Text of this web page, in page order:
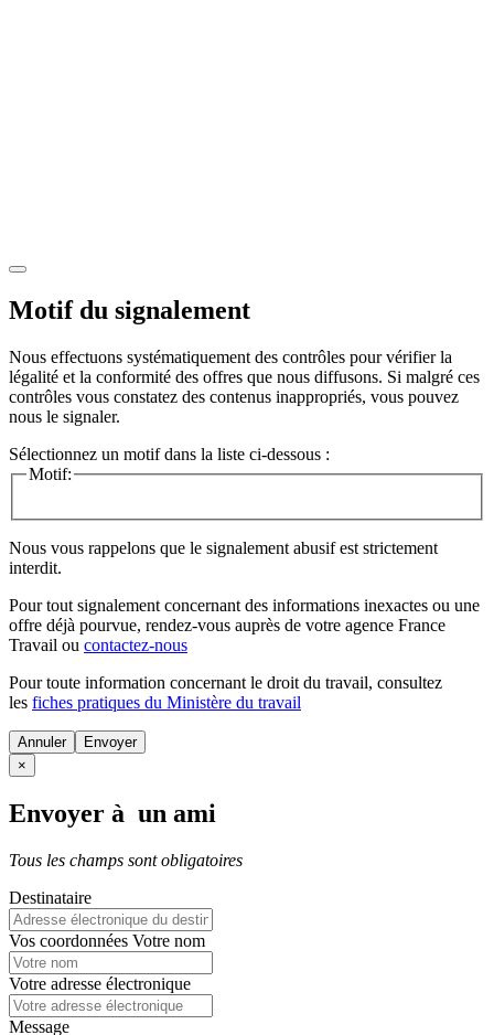
Motif du signalement
Nous effectuons systématiquement des contrôles pour vérifier la
légalité et la conformité des offres que nous diffusons. Si malgré ces
contrôles vous constatez des contenus inappropriés, vous pouvez
nous le signaler.
Sélectionnez un motif dans la liste ci-dessous :
Motif:
Nous vous rappelons que le signalement abusif est strictement
interdit.
Pour tout signalement concernant des informations inexactes ou une
offre déjà pourvue, rendez-vous auprès de votre agence France
Travail ou contactez-nous
Pour toute information concernant le droit du travail, consultez
les fiches pratiques du Ministère du travail
Annuler
×
Envoyer à un ami
Tous les champs sont obligatoires
Destinataire
Vos coordonnées Votre nom
Votre adresse électronique
Message